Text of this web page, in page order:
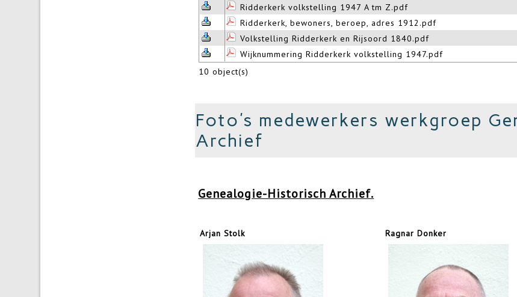
Ridderkerk volkstelling 1947 A tm Z.pdf
Ridderkerk, bewoners, beroep, adres 1912.pdf
Volkstelling Ridderkerk en Rijsoord 1840.pdf
Wijknummering Ridderkerk volkstelling 1947.pdf
10 object(s)
Foto's medewerkers werkgroep
Archief
Genealogie-Historisch Archief.
Arjan Stolk Ragnar Donker